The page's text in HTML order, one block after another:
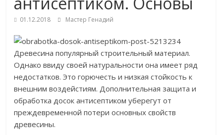
01.12.2018 Мастер Генадий
Древесина популярный строительный материал.
Однако ввиду своей натуральности она имеет ряд
недостатков. Это горючесть и низкая стойкость к
внешним воздейстиям. Дополнительная защита и
обработка досок антисептиком уберегут от
преждевременной потери основных свойств
древесины.